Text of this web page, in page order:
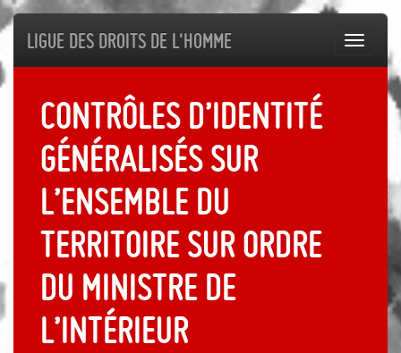
Ligue des droits de l'Homme
Contrôles d’identité
généralisés sur
l’ensemble du
territoire sur ordre
du ministre de
l’Intérieur